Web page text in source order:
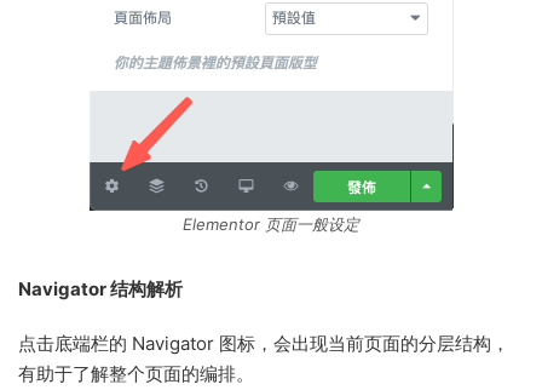
Elementor 页面一般设定
Navigator 结构解析
点击底端栏的 Navigator 图标，会出现当前页面的分层结构，
有助于了解整个页面的编排。